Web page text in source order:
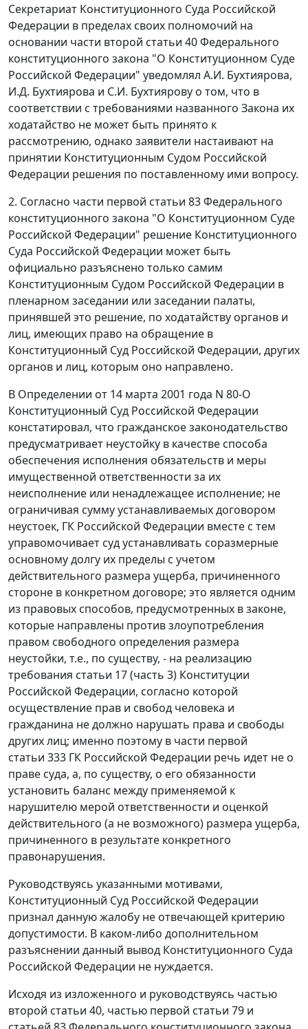
Секретариат Конституционного Суда Российской
Федерации в пределах своих полномочий на
основании части второй статьи 40Федерального
конституционного закона "О Конституционном Суде
Российской Федерации" уведомлял А.И. Бухтиярова,
И.Д. Бухтиярова и С.И. Бухтиярову о том, что в
соответствии с требованиями названного Закона их
ходатайство не может быть принято к
рассмотрению, однако заявители настаивают на
принятии Конституционным Судом Российской
Федерации решения по поставленному ими вопросу.
2. Согласно части первой статьи 83Федерального
конституционного закона "О Конституционном Суде
Российской Федерации" решение Конституционного
Суда Российской Федерации может быть
официально разъяснено только самим
Конституционным Судом Российской Федерации в
пленарном заседании или заседании палаты,
принявшей это решение, по ходатайству органов и
лиц, имеющих право на обращение в
Конституционный Суд Российской Федерации, других
органов и лиц, которым оно направлено.
В Определении от 14 марта 2001 года N 80-О
Конституционный Суд Российской Федерации
констатировал, что гражданское законодательство
предусматривает неустойку в качестве способа
обеспечения исполнения обязательств и меры
имущественной ответственности за их
неисполнение или ненадлежащее исполнение; не
ограничивая сумму устанавливаемых договором
неустоек, ГК Российской Федерации вместе с тем
управомочивает суд устанавливать соразмерные
основному долгу их пределы с учетом
действительного размера ущерба, причиненного
стороне в конкретном договоре; это является одним
из правовых способов, предусмотренных в законе,
которые направлены против злоупотребления
правом свободного определения размера
неустойки, т.е., по существу, - на реализацию
требования статьи 17 (часть 3) Конституции
Российской Федерации, согласно которой
осуществление прав и свобод человека и
гражданина не должно нарушать права и свободы
других лиц; именно поэтому в части первой
статьи 333 ГК Российской Федерации речь идет не о
праве суда, а, по существу, о его обязанности
установить баланс между применяемой к
нарушителю мерой ответственности и оценкой
действительного (а не возможного) размера ущерба,
причиненного в результате конкретного
правонарушения.
Руководствуясь указанными мотивами,
Конституционный Суд Российской Федерации
признал данную жалобу не отвечающей критерию
допустимости. В каком-либо дополнительном
разъяснении данный вывод Конституционного Суда
Российской Федерации не нуждается.
Исходя из изложенного и руководствуясь частью
второй статьи 40, частью первой статьи 79 и